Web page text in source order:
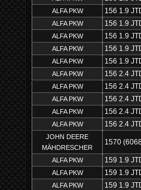
ALFA PKW 156 1.9
ALFA PKW 156 1.9
ALFA PKW 156 1.9
ALFA PKW 156 1.9
ALFA PKW 156 1.9
ALFA PKW 156 2.4
ALFA PKW 156 2.4
ALFA PKW 156 2.4
ALFA PKW 156 2.4
ALFA PKW 156 2.4
JOHN DEERE
MÄHDRESCHER
1570
ALFA PKW 159 1.9
ALFA PKW 159 1.9
ALFA PKW 159 1.9